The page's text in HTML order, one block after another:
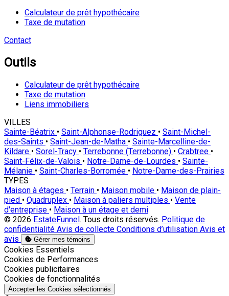
Calculateur de prêt hypothécaire
Taxe de mutation
Contact
Outils
Calculateur de prêt hypothécaire
Taxe de mutation
Liens immobiliers
VILLES
Sainte-Béatrix • Saint-Alphonse-Rodriguez • Saint-Michel-
des-Saints • Saint-Jean-de-Matha • Sainte-Marcelline-de-
Kildare • Sorel-Tracy • Terrebonne (Terrebonne) • Crabtree •
Saint-Félix-de-Valois • Notre-Dame-de-Lourdes • Sainte-
Mélanie • Saint-Charles-Borromée • Notre-Dame-des-Prairies
TYPES
Maison à étages • Terrain • Maison mobile • Maison de plain-
pied • Quadruplex • Maison à paliers multiples • Vente
d'entreprise • Maison à un étage et demi
© 2026 EstateFunnel. Tous droits réservés. Politique de
confidentialité Avis de collecte Conditions d’utilisation Avis et
avis
Gérer mes témoins
Activer
Cookies Essentiels
Activer
Cookies de Performances
Activer
Cookies publicitaires
Activer
Cookies de fonctionnalités
Accepter les Cookies sélectionnés